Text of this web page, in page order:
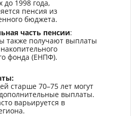
до 1998 года,
пенсия из
бюджета.
часть пенсии:
также получают выплаты
фонда (ЕНПФ).
старше 70–75 лет могут
выплаты.
варьируется в